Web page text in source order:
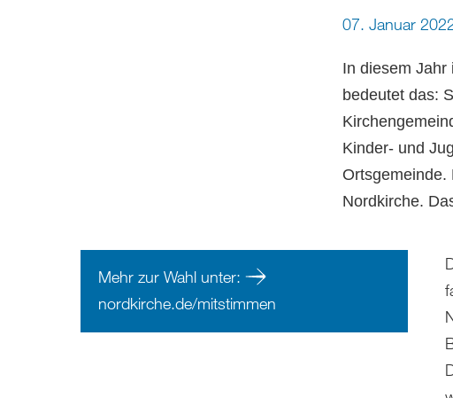
07. Januar
In diesem Jahr
bedeutet das:
Kinder- und
Ortsgemeinde.
Nordkirche.
Mehr zur Wahl unter:
nordkirche.de/mitstimmen